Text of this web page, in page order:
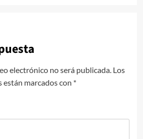
electrónico no será publicada. Los
marcados con *